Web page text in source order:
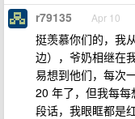
r79135 Apr 10
挺羡慕你们的，我
边），爷奶相继在
易想到他们，每次
20 年了，但我每
段话，我眼眶都是红